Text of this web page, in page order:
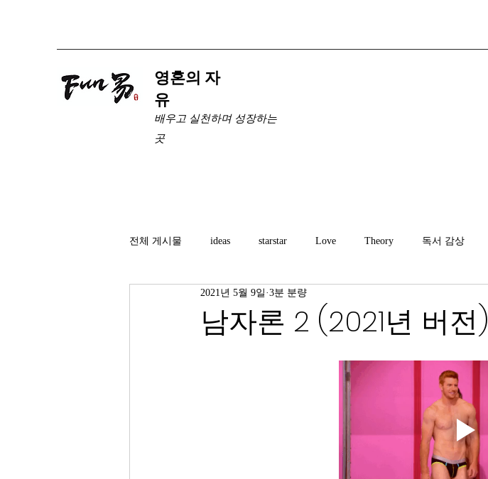
​영혼의 자
유
배우고 실천하며 성장하는
곳
전체 게시물 ideas starstar Love Theory 독서 감상
남자론 2 (2021년 버전)
2021년 5월 9일 3분 분량